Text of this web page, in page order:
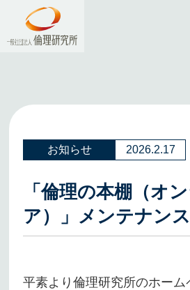
お知らせ 2026.2.17
「倫理の本棚（オ
ア）」メンテナン
平素より倫理研究所のホー